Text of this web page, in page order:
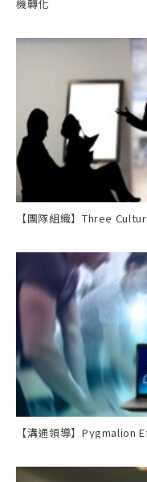
機轉化
【團隊組織】Three
【溝通領導】Pygmalion